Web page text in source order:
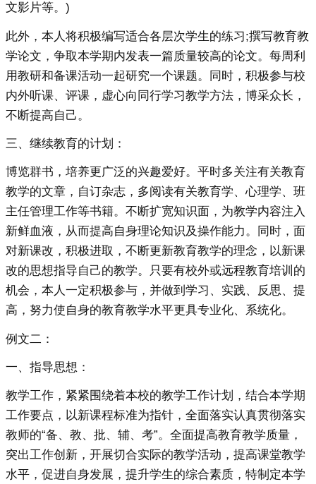
文影片等。)
此外，本人将积极编写适合各层次学生的练习;撰写教育教
学论文，争取本学期内发表一篇质量较高的论文。每周利
用教研和备课活动一起研究一个课题。同时，积极参与校
内外听课、评课，虚心向同行学习教学方法，博采众长，
不断提高自己。
三、继续教育的计划：
博览群书，培养更广泛的兴趣爱好。平时多关注有关教育
教学的文章，自订杂志，多阅读有关教育学、心理学、班
主任管理工作等书籍。不断扩宽知识面，为教学内容注入
新鲜血液，从而提高自身理论知识及操作能力。同时，面
对新课改，积极进取，不断更新教育教学的理念，以新课
改的思想指导自己的教学。只要有校外或远程教育培训的
机会，本人一定积极参与，并做到学习、实践、反思、提
高，努力使自身的教育教学水平更具专业化、系统化。
例文二：
一、指导思想：
教学工作，紧紧围绕着本校的教学工作计划，结合本学期
工作要点，以新课程标准为指针，全面落实认真贯彻落实
教师的“备、教、批、辅、考”。全面提高教育教学质量，
突出工作创新，开展切合实际的教学活动，提高课堂教学
水平，促进自身发展，提升学生的综合素质，特制定本学